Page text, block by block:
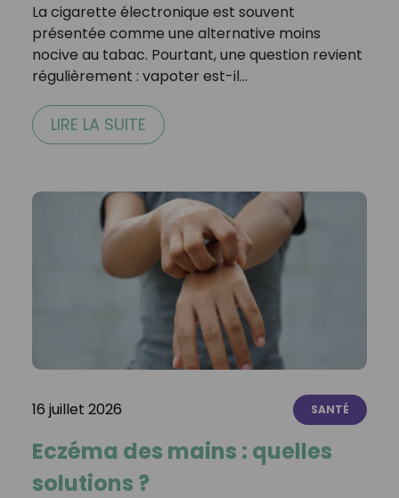
La cigarette électronique est souvent
présentée comme une alternative moins
nocive au tabac. Pourtant, une question revient
régulièrement : vapoter est-il…
LIRE LA SUITE
16 juillet 2026 SANTÉ
Eczéma des mains : quelles
solutions ?